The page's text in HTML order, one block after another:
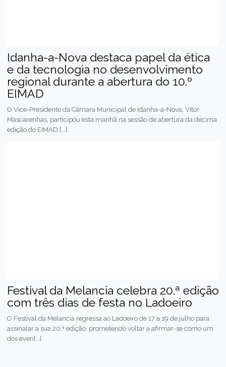
Idanha-a-Nova destaca papel da ética
e da tecnologia no desenvolvimento
regional durante a abertura do 10.º
EIMAD
O Vice-Presidente da Câmara Municipal de Idanha-a-Nova, Vítor
Mascarenhas, participou esta manhã na sessão de abertura da décima
edição do EIMAD [...]
Festival da Melancia celebra 20.ª edição
com três dias de festa no Ladoeiro
O Festival da Melancia regressa ao Ladoeiro de 17 a 19 de julho para
assinalar a sua 20.ª edição, prometendo voltar a afirmar-se como um
dos even[...]